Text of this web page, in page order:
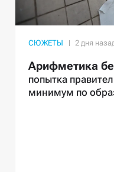
СЮЖЕТЫ
Арифметика
попытка
минимум по